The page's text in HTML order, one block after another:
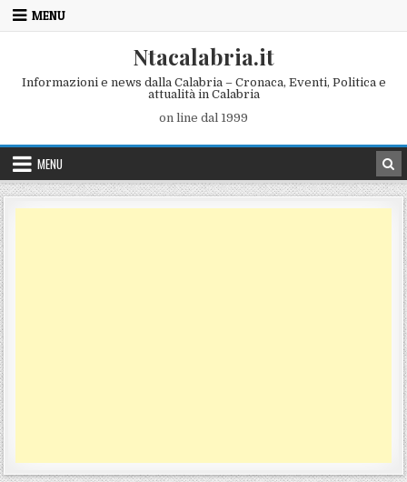
Skip to content
MENU
Ntacalabria.it
Informazioni e news dalla Calabria – Cronaca, Eventi, Politica e
attualità in Calabria
on line dal 1999
MENU